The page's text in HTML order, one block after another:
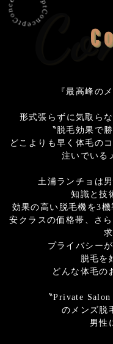
『最高峰の
形式張らずに気取ら
〝脱毛効果で
どこよりも早く体毛の
注いでいる
土浦ランチョは
知識と技
効果の高い脱毛機を3
安クラスの価格帯、さ
プライバシー
脱毛を
どんな体毛の
〝Private
のメンズ脱
男性